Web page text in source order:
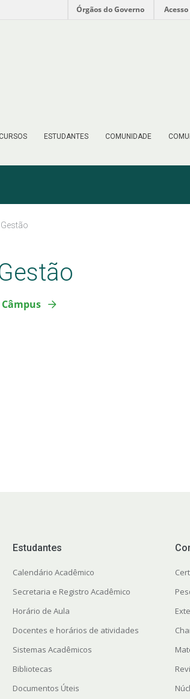
Órgãos do Governo
CURSOS ESTUDANTES COMUNIDADE
Estudantes
Calendário Acadêmico
Secretaria e Registro Acadêmico
Horário de Aula
Docentes e horários de atividades
Sistemas Acadêmicos
Bibliotecas
Documentos Úteis